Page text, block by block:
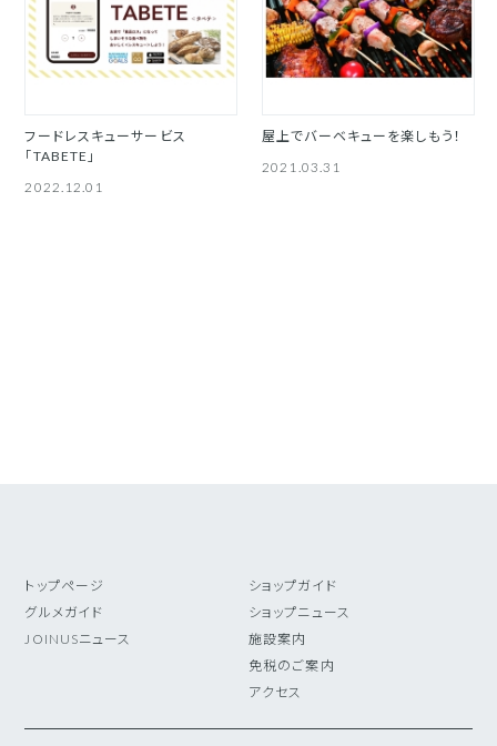
フードレスキューサービス
「TABETE」
2022.12.01
屋上でバーベキューを楽しもう！
2021.03.31
トップページ
グルメガイド
JOINUSニュース
ショップガイド
ショップニュース
施設案内
免税のご案内
アクセス